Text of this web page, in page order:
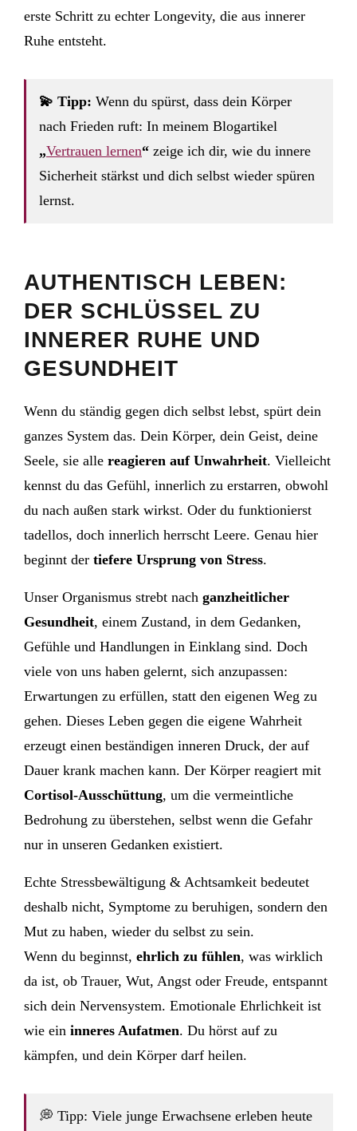
erste Schritt zu echter Longevity, die aus innerer
Ruhe entsteht.
💫 Tipp: Wenn du spürst, dass dein Körper
nach Frieden ruft: In meinem Blogartikel
„Vertrauen lernen“ zeige ich dir, wie du innere
Sicherheit stärkst und dich selbst wieder spüren
lernst.
AUTHENTISCH LEBEN:
DER SCHLÜSSEL ZU
INNERER RUHE UND
GESUNDHEIT
Wenn du ständig gegen dich selbst lebst, spürt dein
ganzes System das. Dein Körper, dein Geist, deine
Seele, sie alle reagieren auf Unwahrheit. Vielleicht
kennst du das Gefühl, innerlich zu erstarren, obwohl
du nach außen stark wirkst. Oder du funktionierst
tadellos, doch innerlich herrscht Leere. Genau hier
beginnt der tiefere Ursprung von Stress.
Unser Organismus strebt nach ganzheitlicher
Gesundheit, einem Zustand, in dem Gedanken,
Gefühle und Handlungen in Einklang sind. Doch
viele von uns haben gelernt, sich anzupassen:
Erwartungen zu erfüllen, statt den eigenen Weg zu
gehen. Dieses Leben gegen die eigene Wahrheit
erzeugt einen beständigen inneren Druck, der auf
Dauer krank machen kann. Der Körper reagiert mit
Cortisol-Ausschüttung, um die vermeintliche
Bedrohung zu überstehen, selbst wenn die Gefahr
nur in unseren Gedanken existiert.
Echte Stressbewältigung & Achtsamkeit bedeutet
deshalb nicht, Symptome zu beruhigen, sondern den
Mut zu haben, wieder du selbst zu sein.
Wenn du beginnst, ehrlich zu fühlen, was wirklich
da ist, ob Trauer, Wut, Angst oder Freude, entspannt
sich dein Nervensystem. Emotionale Ehrlichkeit ist
wie ein inneres Aufatmen. Du hörst auf zu
kämpfen, und dein Körper darf heilen.
💭 Tipp: Viele junge Erwachsene erleben heute